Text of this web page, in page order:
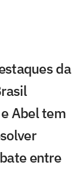
da
Abel tem
entre